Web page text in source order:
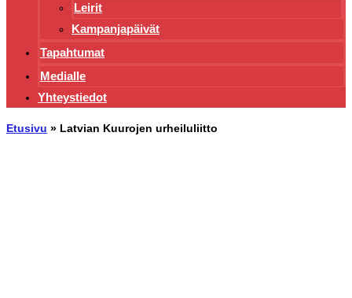
Leirit
Kampanjapäivät
Tapahtumat
Medialle
Yhteystiedot
Etusivu » Latvian Kuurojen urheiluliitto